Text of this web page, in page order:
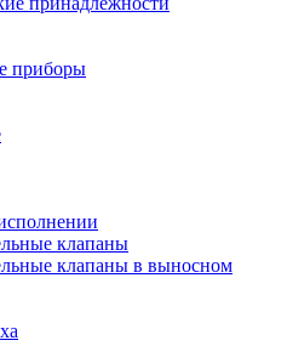
приборы
клапаны
клапаны в выносном